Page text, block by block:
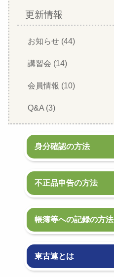
更新情報
お知らせ (44)
講習会 (14)
会員情報 (10)
Q&A (3)
身分確認の方法
不正品申告の方法
帳簿等への記録の方法
東古連とは